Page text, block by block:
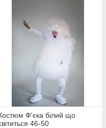
Ф'єка білий що
46-50